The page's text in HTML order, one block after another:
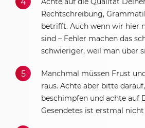
Rechtschreibung,
betrifft. Auch wenn wir hier
sind – Fehler machen das
schwieriger, weil man über
Manchmal müssen Frust
raus. Achte aber bitte
beschimpfen und achte auf
Gesendetes ist erstmal